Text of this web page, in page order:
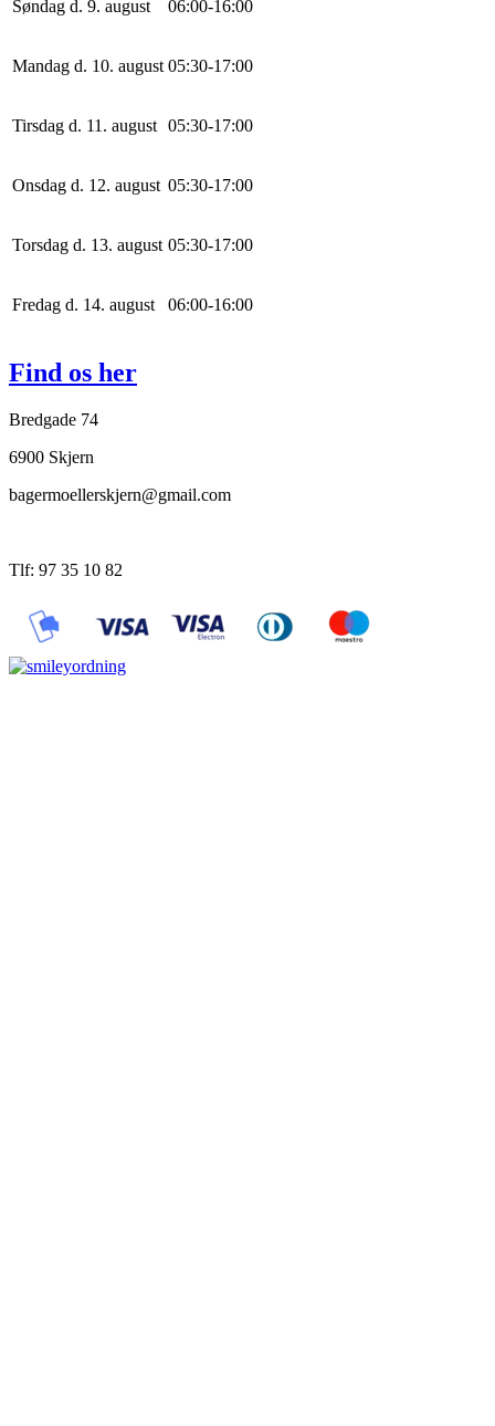
Søndag d. 9. august 06:00-16:00
Mandag d. 10. august 05:30-17:00
Tirsdag d. 11. august 05:30-17:00
Onsdag d. 12. august 05:30-17:00
Torsdag d. 13. august 05:30-17:00
Fredag d. 14. august 06:00-16:00
Find os her
Bredgade 74
6900 Skjern
bagermoellerskjern@gmail.com
Tlf: 97 35 10 82